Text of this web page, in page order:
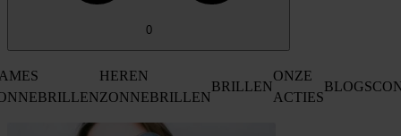
0
HEREN
ZONNEBRILLEN
BRILLEN
ONZE
ACTIES
BLOGS